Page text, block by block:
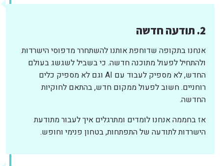
אנחנו בתקופה שדוחפת אותנו להשתחרר מדפוסי הישרדות
ולהתחיל לפעול מתוכנה חדשה. כי בשביל לשגשג בעולם
החדש, לא מספיק לעבוד עם AI וגם לא מספיק כלים
רוחניים. חשוב לפעול ממקום חדש, בהתאם לחוקיות
החדשה.
אז בחממה אנחנו לומדים ומתרגלים איך לעבור מתודעת
הישרדות לתודעה של התפתחות, בטחון פנימי וחופש.